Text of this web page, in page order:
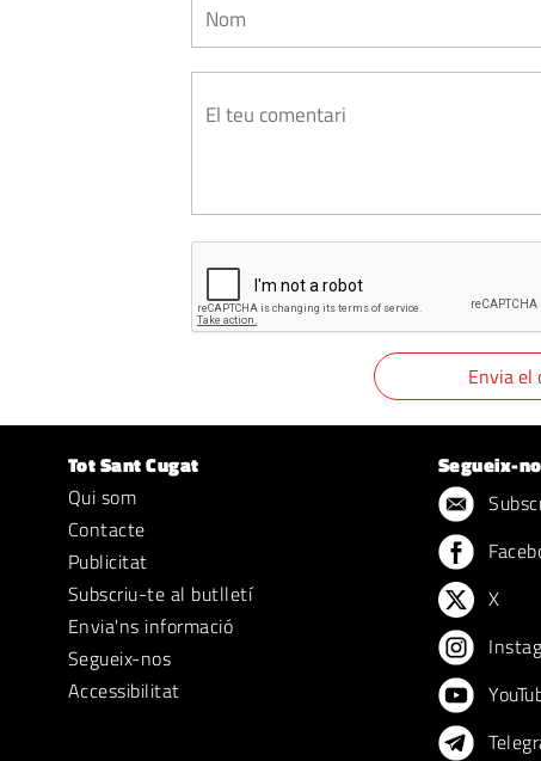
Tot Sant Cugat
Qui som
Contacte
Publicitat
Subscriu-te al butlletí
Envia'ns informació
Segueix-nos
Accessibilitat
Segueix-
X